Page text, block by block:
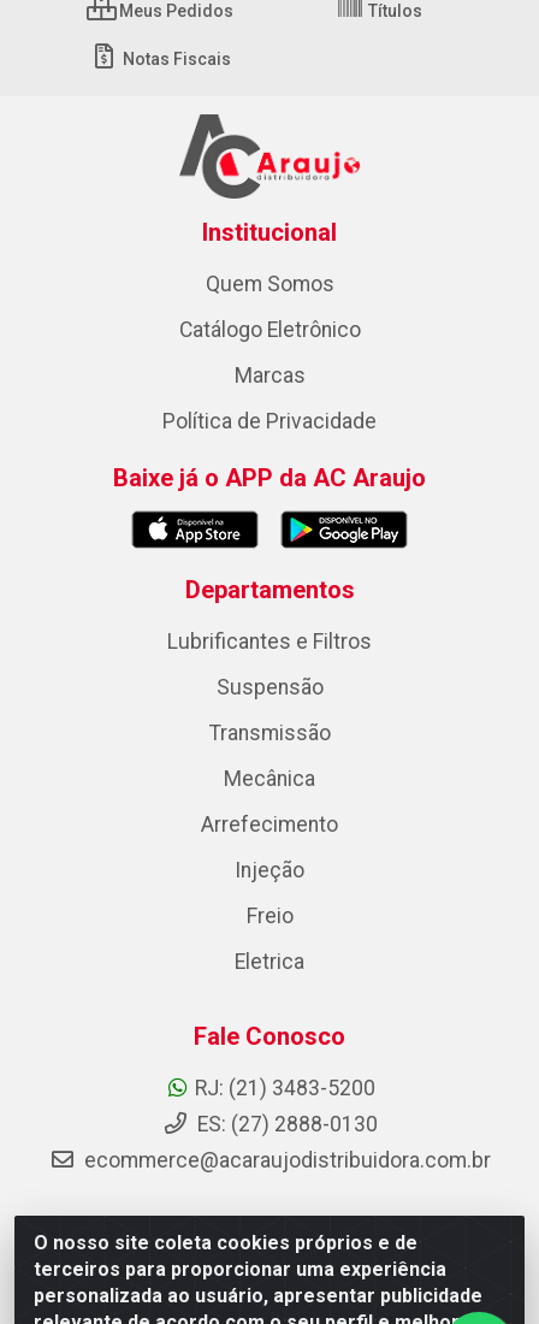
O nosso site coleta cookies próprios e de
terceiros para proporcionar uma experiência
personalizada ao usuário, apresentar publicidade
Meus Pedidos Títulos
Notas Fiscais
Institucional
Quem Somos
Catálogo Eletrônico
Marcas
Política de Privacidade
Baixe já o APP da AC Araujo
Departamentos
Lubrificantes e Filtros
Suspensão
Transmissão
Mecânica
Arrefecimento
Injeção
Freio
Eletrica
Fale Conosco
RJ: (21) 3483-5200
ES: (27) 2888-0130
ecommerce@acaraujodistribuidora.com.br
AC Araujo Distribuidora - Rua Carneiro de Campos, 42 -
São Cristóvão, Rio de Janeiro/RJ - CEP 20.920-410 -
CNPJ 08.744.753/0003-85